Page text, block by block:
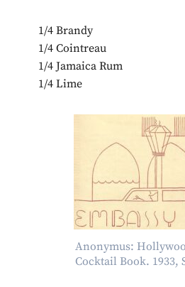
1/4 Brandy
1/4 Cointreau
1/4 Jamaica Rum
1/4 Lime
Anonymus:
Cocktail Book. 1933,